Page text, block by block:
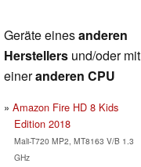
Geräte einesanderen
Herstellers und/oder mit
eineranderen CPU
Amazon Fire HD 8 Kids
Edition 2018
Mali-T720 MP2, MT8163 V/B 1.3
GHz